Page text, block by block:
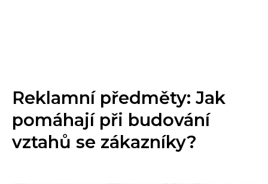
Reklamní předměty: Jak
pomáhají při budování
vztahů se zákazníky?